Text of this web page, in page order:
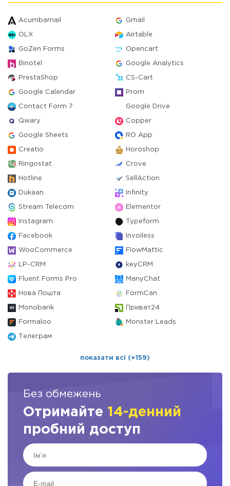
Acumbamail Gmail
OLX Airtable
GoZen Forms Opencart
Binotel Google Analytics
PrestaShop CS-Cart
Google Calendar Prom
Contact Form 7 Google Drive
Qwary Copper
Google Sheets RO App
Creatio Horoshop
Ringostat Crove
Hotline SellAction
Dukaan Infinity
Stream Telecom Elementor
Instagram Typeform
Facebook Invoiless
WooCommerce FlowMattic
LP-CRM keyCRM
Fluent Forms Pro ManyChat
Нова Пошта FormCan
Monobank Приват24
Formaloo Monster Leads
Телеграм
показати всі (+159)
Без обмежень
Отримайте 14-денний
пробний доступ